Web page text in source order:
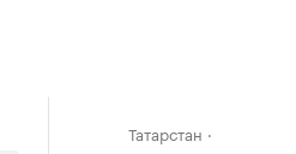
Татарстан